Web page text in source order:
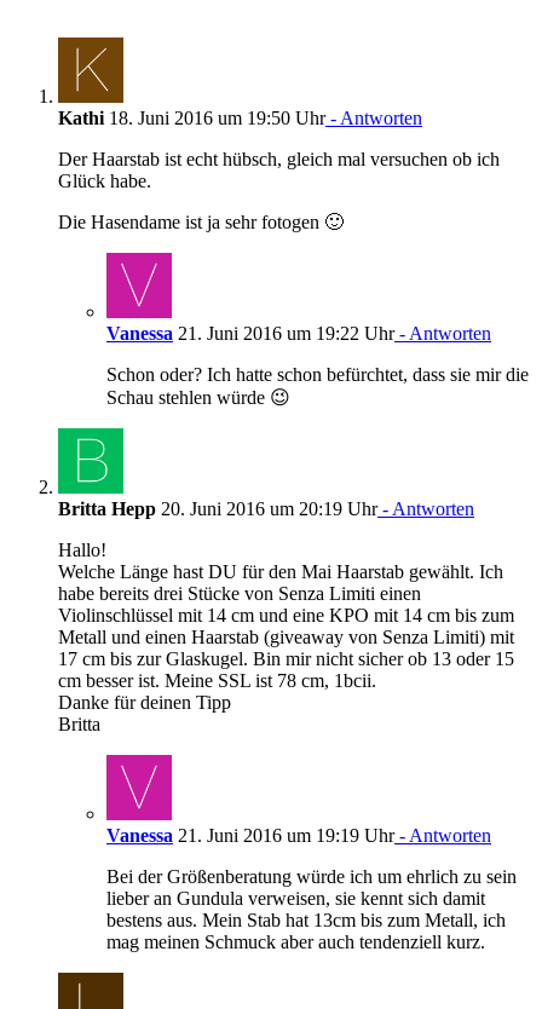
Kathi 18. Juni 2016 um 19:50 Uhr- Antworten
Der Haarstab ist echt hübsch, gleich mal versuchen ob ich
Glück habe.
Die Hasendame ist ja sehr fotogen 🙂
Vanessa 21. Juni 2016 um 19:22 Uhr- Antworten
Schon oder? Ich hatte schon befürchtet, dass sie mir die
Schau stehlen würde 😉
Britta Hepp 20. Juni 2016 um 20:19 Uhr- Antworten
Hallo!
Welche Länge hast DU für den Mai Haarstab gewählt. Ich
habe bereits drei Stücke von Senza Limiti einen
Violinschlüssel mit 14 cm und eine KPO mit 14 cm bis zum
Metall und einen Haarstab (giveaway von Senza Limiti) mit
17 cm bis zur Glaskugel. Bin mir nicht sicher ob 13 oder 15
cm besser ist. Meine SSL ist 78 cm, 1bcii.
Danke für deinen Tipp
Britta
Vanessa 21. Juni 2016 um 19:19 Uhr- Antworten
Bei der Größenberatung würde ich um ehrlich zu sein
lieber an Gundula verweisen, sie kennt sich damit
bestens aus. Mein Stab hat 13cm bis zum Metall, ich
mag meinen Schmuck aber auch tendenziell kurz.